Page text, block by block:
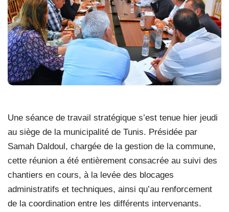
Une séance de travail stratégique s’est tenue hier jeudi
au siège de la municipalité de Tunis. Présidée par
Samah Daldoul, chargée de la gestion de la commune,
cette réunion a été entièrement consacrée au suivi des
chantiers en cours, à la levée des blocages
administratifs et techniques, ainsi qu’au renforcement
de la coordination entre les différents intervenants.